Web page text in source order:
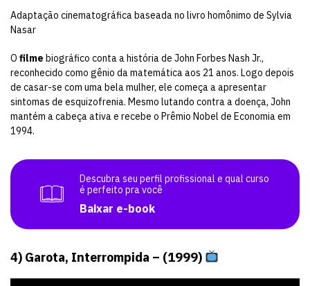
Adaptação cinematográfica baseada no livro homônimo de Sylvia
Nasar
O filme biográfico conta a história de John Forbes Nash Jr.,
reconhecido como gênio da matemática aos 21 anos. Logo depois
de casar-se com uma bela mulher, ele começa a apresentar
sintomas de esquizofrenia. Mesmo lutando contra a doença, John
mantém a cabeça ativa e recebe o Prêmio Nobel de Economia em
1994.
Descubra seu perfil profissional e qual curso
é perfeito pra você
Baixar e-book
4) Garota, Interrompida – (1999)